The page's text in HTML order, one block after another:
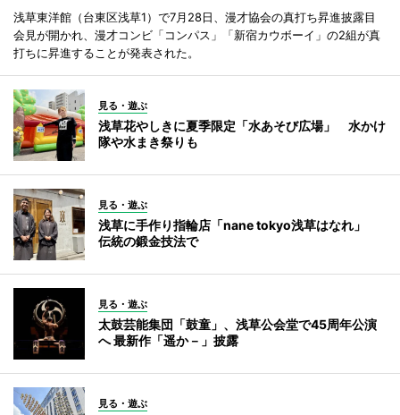
浅草東洋館（台東区浅草1）で7月28日、漫才協会の真打ち昇進披露目
会見が開かれ、漫才コンビ「コンパス」「新宿カウボーイ」の2組が真
打ちに昇進することが発表された。
見る・遊ぶ
浅草花やしきに夏季限定「水あそび広場」 水かけ
隊や水まき祭りも
見る・遊ぶ
浅草に手作り指輪店「nane tokyo浅草はなれ」
伝統の鍛金技法で
見る・遊ぶ
太鼓芸能集団「鼓童」、浅草公会堂で45周年公演
へ 最新作「遥か－」披露
見る・遊ぶ